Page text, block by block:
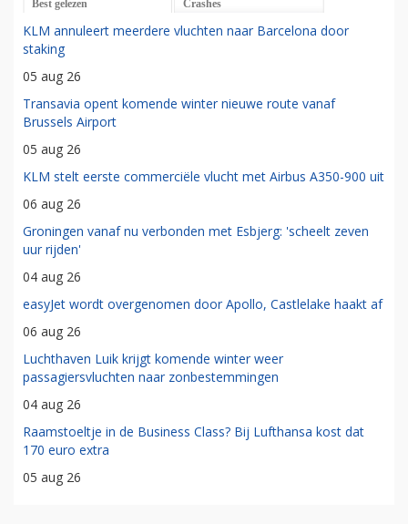
Best gelezen Crashes
KLM annuleert meerdere vluchten naar Barcelona door
staking
05 aug 26
Transavia opent komende winter nieuwe route vanaf
Brussels Airport
05 aug 26
KLM stelt eerste commerciële vlucht met Airbus A350-900 uit
06 aug 26
Groningen vanaf nu verbonden met Esbjerg: 'scheelt zeven
uur rijden'
04 aug 26
easyJet wordt overgenomen door Apollo, Castlelake haakt af
06 aug 26
Luchthaven Luik krijgt komende winter weer
passagiersvluchten naar zonbestemmingen
04 aug 26
Raamstoeltje in de Business Class? Bij Lufthansa kost dat
170 euro extra
05 aug 26